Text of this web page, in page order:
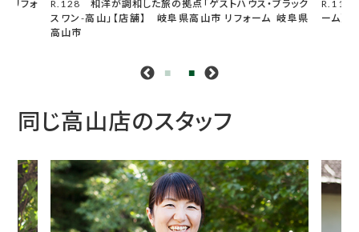
リフォ
R.128 和洋が調和した旅の拠点「ゲストハウス・ブラック
スワン-高山」【店舗】 岐阜県高山市 リフォーム 岐阜県
高山市
R.119
ーム】
同じ高山店のスタッフ